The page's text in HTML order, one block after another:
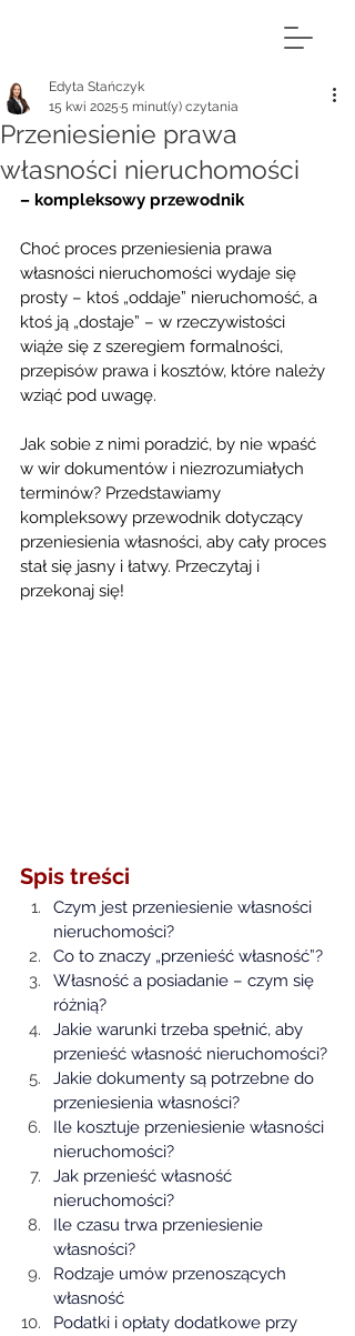
Przeniesienie prawa
własności nieruchomości
Edyta Stańczyk
15 kwi 2025 5 minut(y) czytania
– kompleksowy przewodnik
Choć proces przeniesienia prawa
własności nieruchomości wydaje się
prosty – ktoś „oddaje” nieruchomość, a
ktoś ją „dostaje” – w rzeczywistości
wiąże się z szeregiem formalności,
przepisów prawa i kosztów, które należy
wziąć pod uwagę.
Jak sobie z nimi poradzić, by nie wpaść
w wir dokumentów i niezrozumiałych
terminów? Przedstawiamy
kompleksowy przewodnik dotyczący
przeniesienia własności, aby cały proces
stał się jasny i łatwy. Przeczytaj i
przekonaj się!
Spis treści
Czym jest przeniesienie własności
nieruchomości?
Co to znaczy „przenieść własność”?
Własność a posiadanie – czym się
różnią?
Jakie warunki trzeba spełnić, aby
przenieść własność nieruchomości?
Jakie dokumenty są potrzebne do
przeniesienia własności?
Ile kosztuje przeniesienie własności
nieruchomości?
Jak przenieść własność
nieruchomości?
Ile czasu trwa przeniesienie
własności?
Rodzaje umów przenoszących
własność
Podatki i opłaty dodatkowe przy